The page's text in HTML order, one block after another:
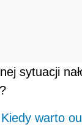
sytuacji
Kiedy warto